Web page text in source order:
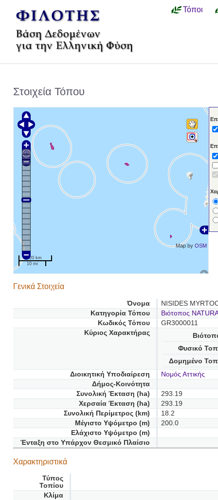
Τόποι
Στοιχεία Τόπου
Map byOSM
20 km
10 mi
Γενικά Στοιχεία
Όνομα
NISIDES
Κατηγορία Τόπου
Βιότοπος
Κωδικός Τόπου
GR3000011
Κύριος Χαρακτήρας
Φυσικό
Δομημένο
Διοικητική Υποδιαίρεση
Νομός Αττικής
Δήμος-Κοινότητα
Συνολική Έκταση (ha)
293.19
Χερσαία Έκταση (ha)
293.19
Συνολική Περίμετρος (km)
18.2
Μέγιστο Υψόμετρο (m)
200.0
Ελάχιστο Υψόμετρο (m)
Ένταξη στο Υπάρχον Θεσμικό Πλαίσιο
Χαρακτηριστικά
Τύπος
Τοπίου
Κλίμα